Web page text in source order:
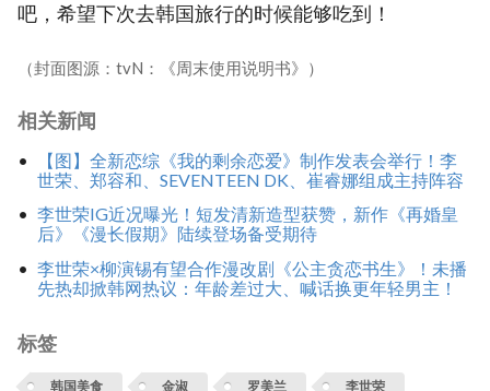
吧，希望下次去韩国旅行的时候能够吃到！
（封面图源：tvN：《周末使用说明书》）
相关新闻
【图】全新恋综《我的剩余恋爱》制作发表会举行！李
世荣、郑容和、SEVENTEEN DK、崔睿娜组成主持阵容
李世荣IG近况曝光！短发清新造型获赞，新作《再婚皇
后》《漫长假期》陆续登场备受期待
李世荣×柳演锡有望合作漫改剧《公主贪恋书生》！未播
先热却掀韩网热议：年龄差过大、喊话换更年轻男主！
标签
韩国美食 金淑 罗美兰 李世荣